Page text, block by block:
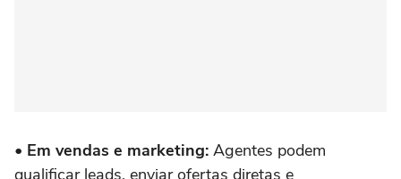
• Em vendas e marketing: Agentes podem
qualificar leads, enviar ofertas diretas e